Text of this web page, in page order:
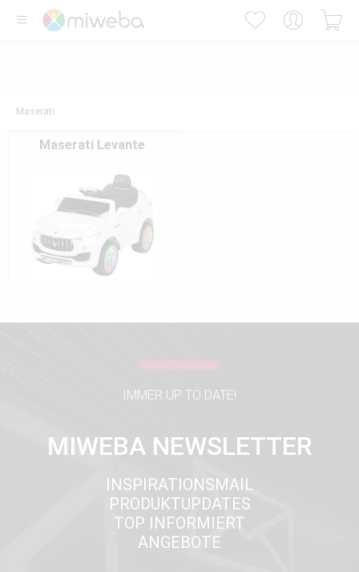
Maserati
Maserati Levante
IMMER UP TO DATE!
MIWEBA NEWSLETTER
INSPIRATIONSMAIL
PRODUKTUPDATES
TOP INFORMIERT
ANGEBOTE